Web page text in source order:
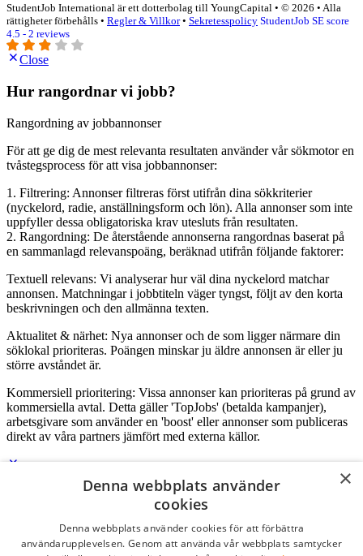
StudentJob International är ett dotterbolag till YoungCapital • © 2026 • Alla
rättigheter förbehålls • Regler & Villkor• Sekretesspolicy StudentJob SE score
4.5 - 2 reviews
Close
Hur rangordnar vi jobb?
Rangordning av jobbannonser
För att ge dig de mest relevanta resultaten använder vår sökmotor en
tvåstegsprocess för att visa jobbannonser:
1. Filtrering: Annonser filtreras först utifrån dina sökkriterier
(nyckelord, radie, anställningsform och lön). Alla annonser som inte
uppfyller dessa obligatoriska krav utesluts från resultaten.
2. Rangordning: De återstående annonserna rangordnas baserat på
en sammanlagd relevanspoäng, beräknad utifrån följande faktorer:
Textuell relevans: Vi analyserar hur väl dina nyckelord matchar
annonsen. Matchningar i jobbtiteln väger tyngst, följt av den korta
beskrivningen och den allmänna texten.
Aktualitet & närhet: Nya annonser och de som ligger närmare din
söklokal prioriteras. Poängen minskar ju äldre annonsen är eller ju
större avståndet är.
Kommersiell prioritering: Vissa annonser kan prioriteras på grund av
kommersiella avtal. Detta gäller 'TopJobs' (betalda kampanjer),
arbetsgivare som använder en 'boost' eller annonser som publiceras
direkt av våra partners jämfört med externa källor.
Logga in som företag
×
Denna webbplats använder
cookies
Denna webbplats använder cookies för att förbättra
användarupplevelsen. Genom att använda vår webbplats samtycker